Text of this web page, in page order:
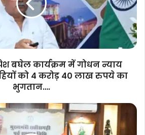
बघेल कार्यक्रम में गोधन न्याय
को 4 करोड़ 40 लाख रुपये का
भुगतान….